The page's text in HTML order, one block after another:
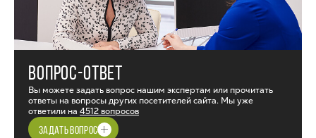
ВОПРОС-ОТВЕТ
Вы можете задать вопрос нашим экспертам или прочитать
ответы на вопросы других посетителей сайта. Мы уже
ответили на 4512 вопросов
ЗАДАТЬ ВОПРОС